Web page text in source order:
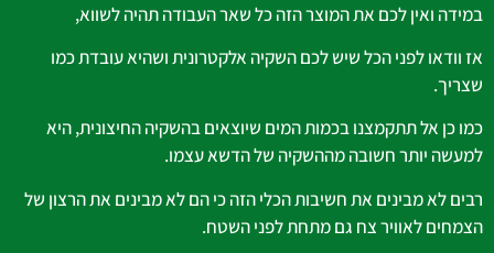
במידה ואין לכם את המוצר הזה כל שאר העבודה תהיה לשווא,
אז וודאו לפני הכל שיש לכם השקיה אלקטרונית ושהיא עובדת כמו
שצריך.
כמו כן אל תתקמצנו בכמות המים שיוצאים בהשקיה החיצונית, היא
למעשה יותר חשובה מההשקיה של הדשא עצמו.
רבים לא מבינים את חשיבות הכלי הזה כי הם לא מבינים את הרצון של
הצמחים לאוויר צח גם מתחת לפני השטח.